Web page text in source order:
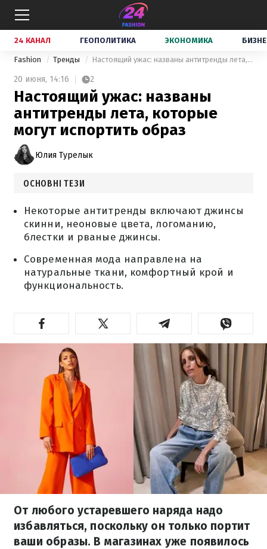
24 КАНАЛ ГЕОПОЛИТИКА ЭКОНОМИКА
Fashion Тренды Настоящий ужас: названы антитренды лета, которые могут испортить образ
20 июня, 14:16 2
Настоящий ужас: названы
антитренды лета, которые
могут испортить образ
Юлия Турелык
ОСНОВНІ ТЕЗИ
Некоторые антитренды включают джинсы
скинни, неоновые цвета, логоманию,
блестки и рваные джинсы.
Современная мода направлена на
натуральные ткани, комфортный крой и
функциональность.
От любого устаревшего наряда надо
избавляться, поскольку он только портит
ваши образы. В магазинах уже появилось